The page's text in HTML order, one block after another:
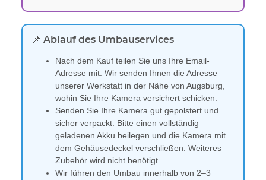
📌 Ablauf des Umbauservices
Nach dem Kauf teilen Sie uns Ihre Email-
Adresse mit. Wir senden Ihnen die Adresse
unserer Werkstatt in der Nähe von Augsburg,
wohin Sie Ihre Kamera versichert schicken.
Senden Sie Ihre Kamera gut gepolstert und
sicher verpackt. Bitte einen vollständig
geladenen Akku beilegen und die Kamera mit
dem Gehäusedeckel verschließen. Weiteres
Zubehör wird nicht benötigt.
Wir führen den Umbau innerhalb von 2–3